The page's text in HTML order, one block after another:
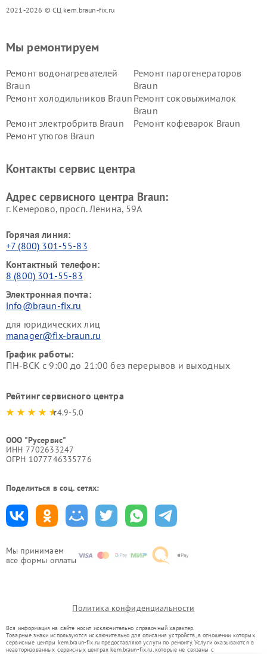
2021-2026 © СЦ kem.braun-fix.ru
Мы принимаем
все формы оплаты
Мы ремонтируем
Ремонт водонагревателей
Braun
Ремонт парогенераторов
Braun
Ремонт холодильников Braun Ремонт соковыжималок
Braun
Ремонт электробритв Braun
Ремонт кофеварок Braun
Ремонт утюгов Braun
Контакты сервис центра
Адрес сервисного центра Braun:
г. Кемерово, просп. Ленина, 59А
Горячая линия:
+7 (800) 301-55-83
Контактный телефон:
8 (800) 301-55-83
Электронная почта:
info@braun-fix.ru
для юридических лиц
manager@fix-braun.ru
График работы:
ПН-ВСК с 9:00 до 21:00 без перерывов и выходных
Рейтинг сервисного центра
4.9-5.0
ООО "Русервис"
ИНН 7702633247
ОГРН 1077746335776
Поделиться в соц. сетях:
Политика конфиденциальности
Вся информация на сайте носит исключительно справочный характер.
Товарные знаки используются исключительно для описания устройств, в отношении которых
сервисные центры kem.braun-fix.ru предоставляют услуги по ремонту. Услуги оказываются в
неавторизованных сервисных центрах kem.braun-fix.ru, которые не связаны с